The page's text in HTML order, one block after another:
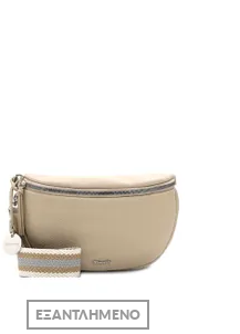
ΕΞΑΝΤΛΗΜΕΝΟ